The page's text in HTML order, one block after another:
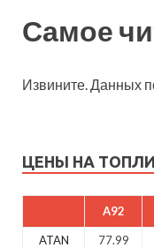
Самое
Извините. Данных
ЦЕНЫ НА
A92
ATAN 77.99